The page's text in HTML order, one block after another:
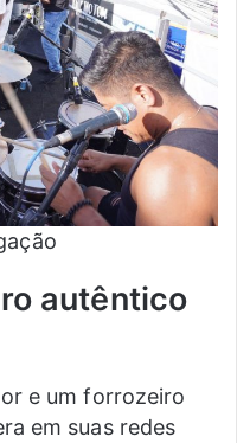
autêntico
e um forrozeiro
em suas redes